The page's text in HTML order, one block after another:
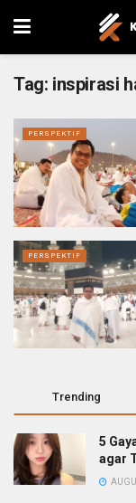
Tag: inspirasi
PERSPEKTIF
PERSPEKTIF
Trending
5
agar